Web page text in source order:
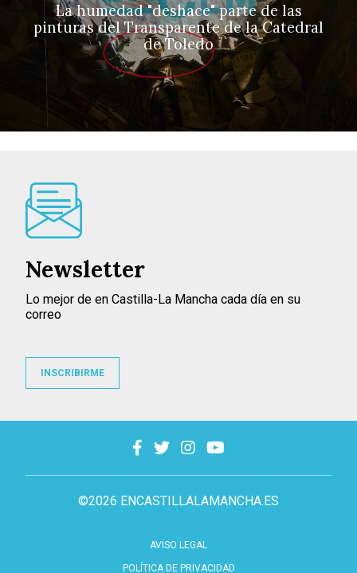
La humedad "deshace" parte de las
pinturas del Transparente de la Catedral
de Toledo
©2026 ENCASTILLALAMANCHA.ES
AVISO LEGAL
POLÍTICA DE PRIVACIDAD
Newsletter
Lo mejor de en Castilla-La Mancha cada día en su
correo
INSCRIBIRME